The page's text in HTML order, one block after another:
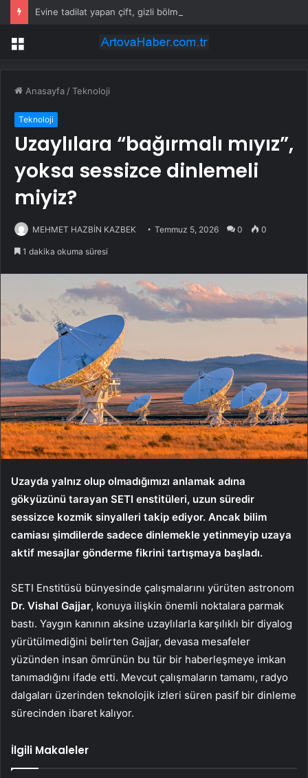
Menü
Anasayfa /Teknoloji
Teknoloji
Uzaylılara “bağırmalı mıyız”,
yoksa sessizce dinlemeli
miyiz?
MEHMET HAZBİN KAZBEK Temmuz 5, 2026 0 0
1 dakika okuma süresi
Uzayda yalnız olup olmadığımızı anlamak adına
gökyüzünü tarayan SETI enstitüleri, uzun süredir
sessizce kozmik sinyalleri takip ediyor. Ancak bilim
camiası şimdilerde sadece dinlemekle yetinmeyip uzaya
aktif mesajlar gönderme fikrini tartışmaya başladı.
SETI Enstitüsü bünyesinde çalışmalarını yürüten astronom
Dr. Vishal Gajjar, konuya ilişkin önemli noktalara parmak
bastı. Yaygın kanının aksine uzaylılarla karşılıklı bir diyalog
yürütülmediğini belirten Gajjar, devasa mesafeler
yüzünden insan ömrünün bu tür bir haberleşmeye imkan
tanımadığını ifade etti. Mevcut çalışmaların tamamı, radyo
dalgaları üzerinden teknolojik izleri süren pasif bir dinleme
sürecinden ibaret kalıyor.
İlgili Makaleler